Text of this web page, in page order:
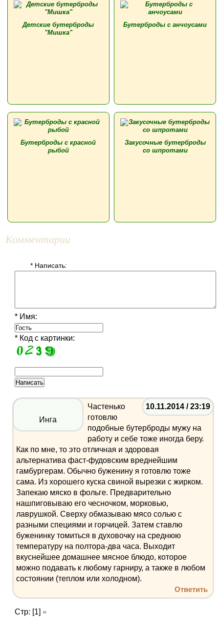
Детские бутерброды
"Мишка"
Бутерброды с анчоусами
Бутерброды с красной
рыбой
Закусочные бутерброды
со шпротами
Комментарии
* Написать:
* Имя:
* Код с картинки:
10.11.2014 / 23:19
Инга
Частенько
готовлю
подобные бутерброды мужу на
работу и себе тоже иногда беру.
Как по мне, то это отличная и здоровая
альтернатива фаст-фудовским вреднейшим
гамбургерам. Обычно буженину я готовлю тоже
сама. Из хорошего куска свиной вырезки с жирком.
Запекаю мяско в фольге. Предварительно
нашпиговываю его чесночком, морковью,
лаврушкой. Сверху обмазываю мясо солью с
разными специями и горчицей. Затем ставлю
буженинку томиться в духовочку на среднюю
температуру на полтора-два часа. Выходит
вкуснейшее домашнее мясное блюдо, которое
можно подавать к любому гарниру, а также в любом
состоянии (теплом или холодном).
Ответить
Стр: [1] »